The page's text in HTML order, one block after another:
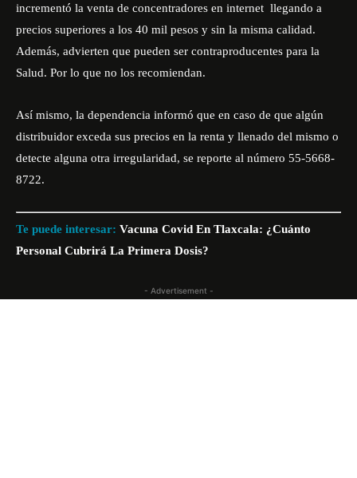
incrementó la venta de concentradores en internet llegando a
precios superiores a los 40 mil pesos y sin la misma calidad.
Además, advierten que pueden ser contraproducentes para la
Salud. Por lo que no los recomiendan.
Así mismo, la dependencia informó que en caso de que algún
distribuidor exceda sus precios en la renta y llenado del mismo o
detecte alguna otra irregularidad, se reporte al número 55-5668-
8722.
Te puede interesar: Vacuna Covid En Tlaxcala: ¿Cuánto
Personal Cubrirá La Primera Dosis?
- Advertisement -